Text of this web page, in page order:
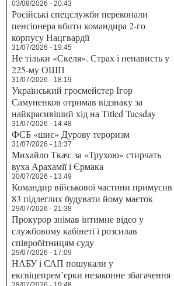
03/08/2026 - 20:43
Російські спецслужби переконали
пенсіонера вбити командира 2-го
корпусу Нацгвардії
31/07/2026 - 19:45
Не тільки «Скеля». Страх і ненависть у
225-му ОШП
31/07/2026 - 18:19
Український гросмейстер Ігор
Самуненков отримав відзнаку за
найкрасивіший хід на Titled Tuesday
31/07/2026 - 14:48
ФСБ «шиє» Дурову тероризм
31/07/2026 - 13:37
Михайло Ткач: за «Трухою» стирчать
вуха Арахамії і Єрмака
30/07/2026 - 13:49
Командир військової частини примусив
83 підлеглих будувати йому маєток
29/07/2026 - 21:38
Прокурор знімав інтимне відео у
службовому кабінеті і розсилав
співробітницям суду
29/07/2026 - 17:09
НАБУ і САП пошукали у
ексвіцепрем’єрки незаконне збагачення